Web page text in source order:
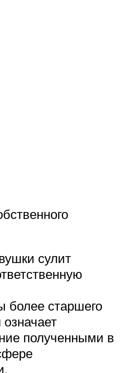
сулит
старшего
означает
полученными в